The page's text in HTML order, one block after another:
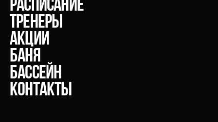
расписание
тренеры
акции
Баня
Бассейн
Контакты